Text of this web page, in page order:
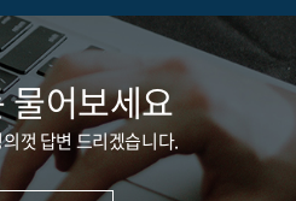
물어보세요
껏 답변 드리겠습니다.